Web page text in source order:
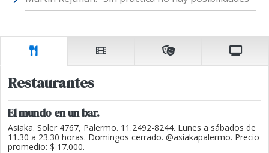
Restaurantes
El mundo en un bar.
Asiaka. Soler 4767, Palermo. 11.2492-8244. Lunes a sábados de
11.30 a 23.30 horas. Domingos cerrado. @asiakapalermo. Precio
promedio: $ 17.000.